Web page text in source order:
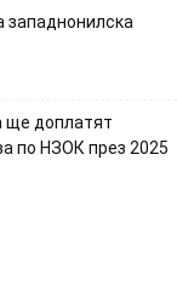
западнонилска
ще доплатят
по НЗОК през 2025